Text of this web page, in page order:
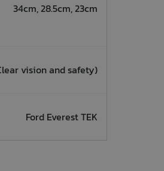
34cm, 28.5cm, 23cm
vision and safety)
Ford Everest TEK